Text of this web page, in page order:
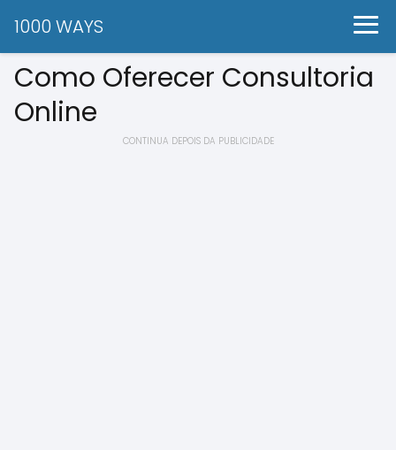
1000 WAYS
Como Oferecer Consultoria
Online
CONTINUA DEPOIS DA PUBLICIDADE